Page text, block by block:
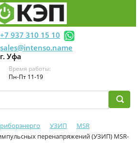
+7 937 310 15 10
sales@intenso.name
г. Уфа
Время работы:
Пн-Пт 11-19
УЗИП
MSR
перенапряжений (УЗИП) MSR-